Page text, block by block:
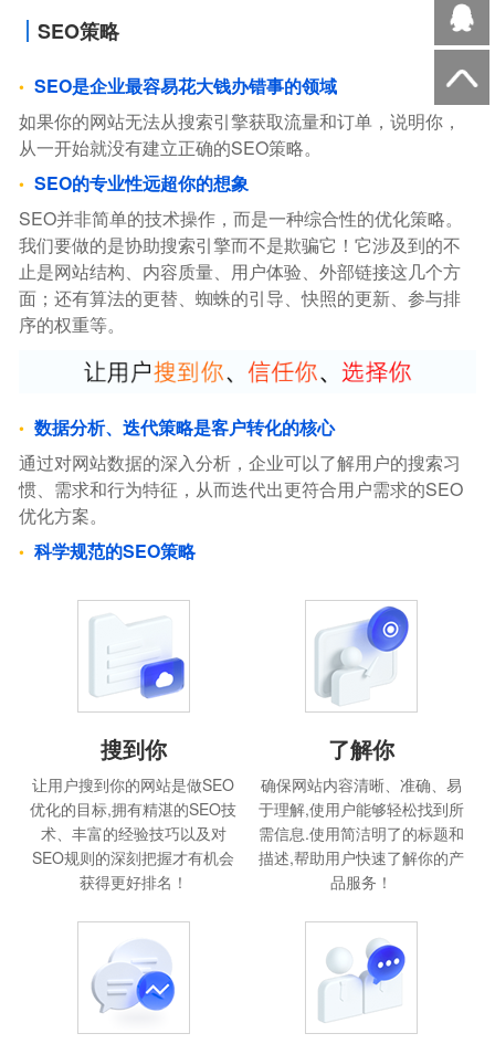
SEO策略
SEO是企业最容易花大钱办错事的领域
如果你的网站无法从搜索引擎获取流量和订单，说明你，
从一开始就没有建立正确的SEO策略。
SEO的专业性远超你的想象
SEO并非简单的技术操作，而是一种综合性的优化策略。
我们要做的是协助搜索引擎而不是欺骗它！它涉及到的不
止是网站结构、内容质量、用户体验、外部链接这几个方
面；还有算法的更替、蜘蛛的引导、快照的更新、参与排
序的权重等。
数据分析、迭代策略是客户转化的核心
通过对网站数据的深入分析，企业可以了解用户的搜索习
惯、需求和行为特征，从而迭代出更符合用户需求的SEO
优化方案。
科学规范的SEO策略
搜到你
让用户搜到你的网站是做SEO
优化的目标,拥有精湛的SEO技
术、丰富的经验技巧以及对
SEO规则的深刻把握才有机会
获得更好排名！
了解你
确保网站内容清晰、准确、易
于理解,使用户能够轻松找到所
需信息.使用简洁明了的标题和
描述,帮助用户快速了解你的产
品服务！